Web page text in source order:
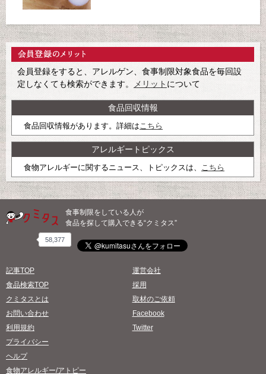
会員登録をすると、アレルゲン、食事制限対象食品を毎回設
定しなくても検索ができます。
メリット について
食品回収情報
食品回収情報があります。詳細は こちら
アレルギートピックス
食物アレルギーに関するニュース、トピックスは、 こちら
食事制限をしている人が
食品を探して購入できる“クミタス”
58,377
記事TOP
食品検索TOP
クミタスとは
お問い合わせ
利用規約
プライバシー
ヘルプ
食物アレルギー/アトピー
運営会社
採用
取材のご依頼
Facebook
Twitter